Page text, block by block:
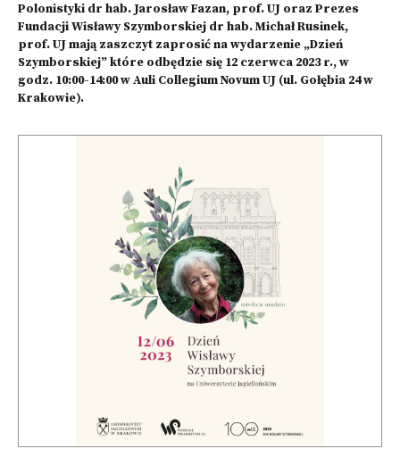
Polonistyki dr hab. Jarosław Fazan, prof. UJ oraz Prezes
Fundacji Wisławy Szymborskiej dr hab. Michał Rusinek,
prof. UJ mają zaszczyt zaprosić na wydarzenie „Dzień
Szymborskiej” które odbędzie się 12 czerwca 2023 r., w
godz. 10:00-14:00 w Auli Collegium Novum UJ (ul. Gołębia 24 w
Krakowie).